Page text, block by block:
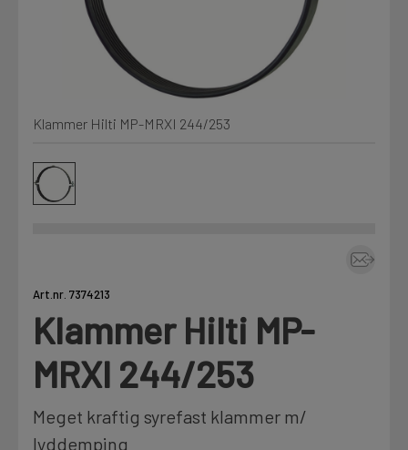
Kjemi, vindsperre og branntetting
Installasjon
Fag
Motek
Mine henvendelser
Prislister
Firmainformasjon
LOGG UT
Klammer Hilti MP-MRXI 244/253
Art.nr. 7374213
Klammer Hilti MP-
MRXI 244/253
Meget kraftig syrefast klammer m/
lyddemping